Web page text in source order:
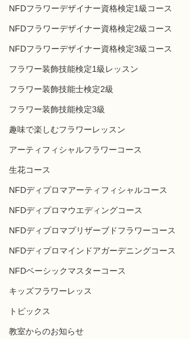
NFDフラワーデザイナー資格検定1級コース
NFDフラワーデザイナー資格検定2級コース
NFDフラワーデザイナー資格検定3級コース
フラワー装飾技能検定1級レッスン
フラワー装飾技能士検定2級
フラワー装飾技能検定3級
趣味で楽しむフラワーレッスン
アーティフィシャルフラワーコース
生花コース
NFDディプロマアーティフィシャルコース
NFDディプロマウエディングコース
NFDディプロマプリザーブドフラワーコース
NFDディプロマインドアガーデニングコース
NFDベーシックマスターコース
キッズフラワーレッス
トピックス
教室からのお知らせ